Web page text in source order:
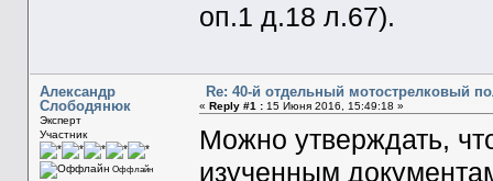
оп.1 д.18 л.67).
Александр
Слободянюк
Эксперт
Участник
Оффлайн
Re: 40-й отдельный мотострелковый
« Reply #1 :15 Июня 2016, 15:49:18 »
Можно утверждать,
изученным